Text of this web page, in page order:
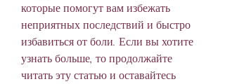
которые помогут вам избежать
неприятных последствий и быстро
избавиться от боли. Если вы хотите
узнать больше, то продолжайте
читать эту статью и оставайтесь